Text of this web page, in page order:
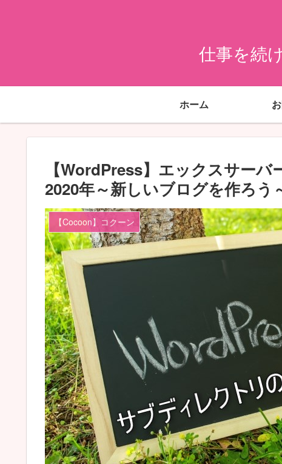
仕事を続
ホーム
【WordPress】エックスサー
2020年～新しいブログを作ろう
【Cocoon】コクーン